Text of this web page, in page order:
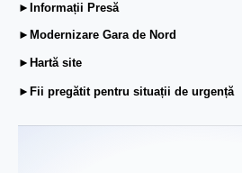
►Informații Presă
►Modernizare Gara de Nord
►Hartă site
►Fii pregătit pentru situații de urgență